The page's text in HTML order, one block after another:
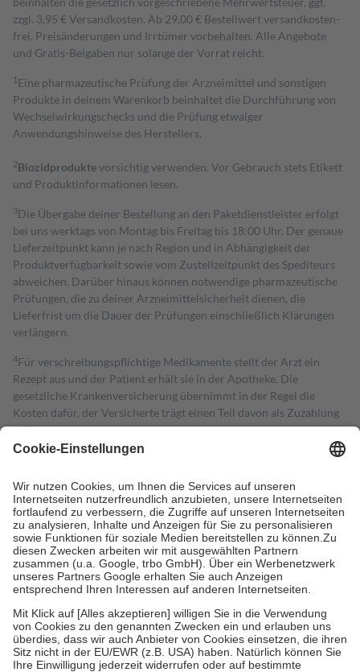
zzgl. 3,95 € Versandkosten. Ab 29,00 € Bestell­wert versand­kosten­
frei. Preisänderungen und Irrtümer vorbehalten. Alle Angebote
und Gratis-Beigaben nur solange der Vorrat reicht.
1 Eine pharmazeutische Prüfung der Arzneimittel und sonstigen
Produkte in deinem Warenkorb beinhaltet die Durchführung von
Wechselwirkungschecks und die Prüfung etwaiger
Anwendungshinweise des Herstellers.
2Biozidproduktevorsichtig verwenden. Vor Gebrauch stets Etikett
und Produktinformationen lesen.
3Die Übergabe deiner Bestellung an den Paketdienstleister erfolgt
bei uns werktags von Montag bis Freitag bis 18:00 Uhr. Der genaue
Lieferzeitpunkt kann je nach Region und in Abhängigkeit der
Produktverfügbarkeit sowie vom Zustellzeitpunkt des Spediteurs
abweichen. Darüber hinaus können notwendige pharmazeutische
Prüfungen, die zu deiner Arzneimittelsicherheit dienen, die
Lieferfrist um die Dauer der Prüfungen einschließlich Klärungen
verlängern.
4Für verschreibungspflichtige Medikamente stellt der Arzt ein
Rezept aus und der Patient erhält sie in der Apotheke. Die
gesetzliche Krankenversicherung übernimmt in der Regel die
Kosten dafür, der Versicherte trägt einen Teil davon als Zuzahlung
mit.
Grundsätzlich leisten Mitglieder Zuzahlungen in Höhe von zehn
höchstens zehn Euro.
Es sind jedoch nie mehr als die tatsächlichen
Kosten der Leistung zu entrichten.
Diese Regeln gelten grundsätzlich auch für Online-Apotheken.
Bei Heilmitteln und häuslicher Krankenpflege beträgt die
Zuzahlung zehn Prozent der Kosten sowie zehn Euro je
Verordnung.
Um das Engagement der Versicherten für ihre eigene Gesundheit zu
stärken und die besondere Stellung der Familie zu unterstützen,
fallenkeine Zuzahlungenan bei:
• Kindern und Jugendlichen bis zum vollendeten 18. Lebensjahr
mit Ausnahme der Fahrkosten
• Untersuchungen zur Vorsorge und Früherkennung, die von der